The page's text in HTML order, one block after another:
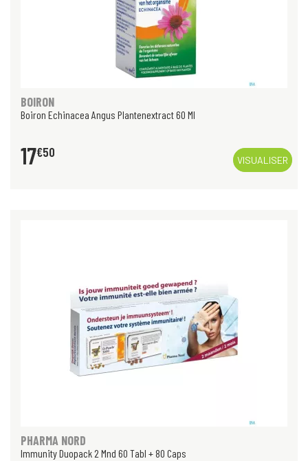
BOIRON
Boiron Echinacea Angus Plantenextract 60 Ml
17€50
VISUALISER
PHARMA NORD
Immunity Duopack 2 Mnd 60 Tabl + 80 Caps